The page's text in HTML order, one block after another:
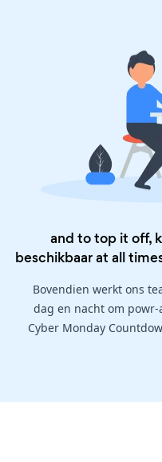
and to top it off,
beschikbaar at all
Bovendien werkt ons
dag en nacht om
Cyber Monday